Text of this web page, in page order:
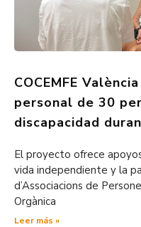
COCEMFE
personal de 30
discapacidad
El proyecto ofrece
vida independiente y la
d’Associacions de
Orgànica
Leer más »